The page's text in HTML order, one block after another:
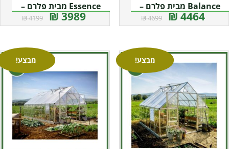
Balance מבית פלרם –
Canopia
4464 ₪
4699 ₪
Essence מבית פלרם –
Canopia
3989 ₪
4199 ₪
מבצע! מבצע!